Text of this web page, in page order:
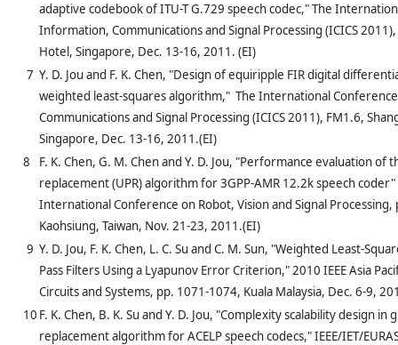
adaptive codebook of ITU-T G.729 speech codec," The
Information, Communications and Signal Processing (ICICS
Hotel, Singapore, Dec. 13-16, 2011. (EI)
7 Y. D. Jou and F. K. Chen, "Design of equiripple FIR digital
weighted least-squares algorithm," The International
Communications and Signal Processing (ICICS 2011), FM1.6,
Singapore, Dec. 13-16, 2011.(EI)
8
F. K. Chen, G. M. Chen and Y. D. Jou, "Performance evaluation of
replacement (UPR) algorithm for 3GPP-AMR 12.2k speech coder"
International Conference on Robot, Vision and Signal Processing,
Kaohsiung, Taiwan, Nov. 21-23, 2011.(EI)
9 Y. D. Jou, F. K. Chen, L. C. Su and C. M. Sun, "Weighted Least-
Pass Filters Using a Lyapunov Error Criterion," 2010 IEEE Asia
Circuits and Systems, pp. 1071-1074, Kuala Malaysia, Dec. 6-9,
10 F. K. Chen, B. K. Su and Y. D. Jou, "Complexity scalability design in
replacement algorithm for ACELP speech codecs," IEEE/IET/